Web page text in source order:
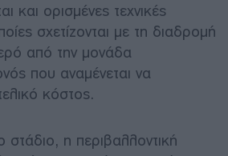
και ορισμένες τεχνικές
σχετίζονται με τη διαδρομή
από την μονάδα
που αναμένεται να
κόστος.
στάδιο, η περιβαλλοντική